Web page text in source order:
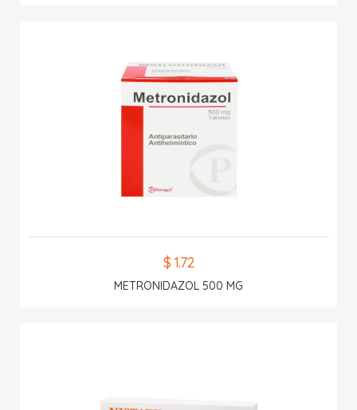
$ 1.72
METRONIDAZOL 500 MG